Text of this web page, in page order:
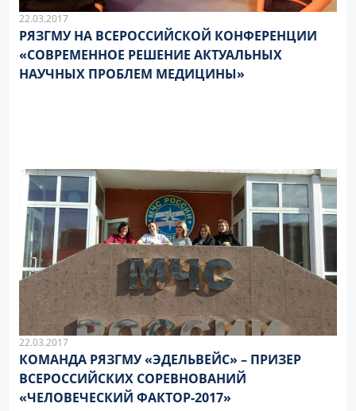
22.03.2017
РЯЗГМУ НА ВСЕРОССИЙСКОЙ КОНФЕРЕНЦИИ
«СОВРЕМЕННОЕ РЕШЕНИЕ АКТУАЛЬНЫХ
НАУЧНЫХ ПРОБЛЕМ МЕДИЦИНЫ»
22.03.2017
КОМАНДА РЯЗГМУ «ЭДЕЛЬВЕЙС» – ПРИЗЕР
ВСЕРОССИЙСКИХ СОРЕВНОВАНИЙ
«ЧЕЛОВЕЧЕСКИЙ ФАКТОР-2017»